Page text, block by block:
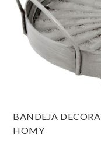
BANDEJA
HOMY